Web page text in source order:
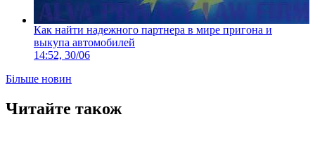
Как найти надежного партнера в мире пригона и
выкупа автомобилей
14:52, 30/06
Більше новин
Читайте також